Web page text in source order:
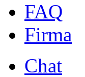
FAQ
Firma
Chat